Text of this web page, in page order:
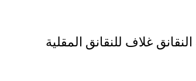
غلاف للنقانق المقلية